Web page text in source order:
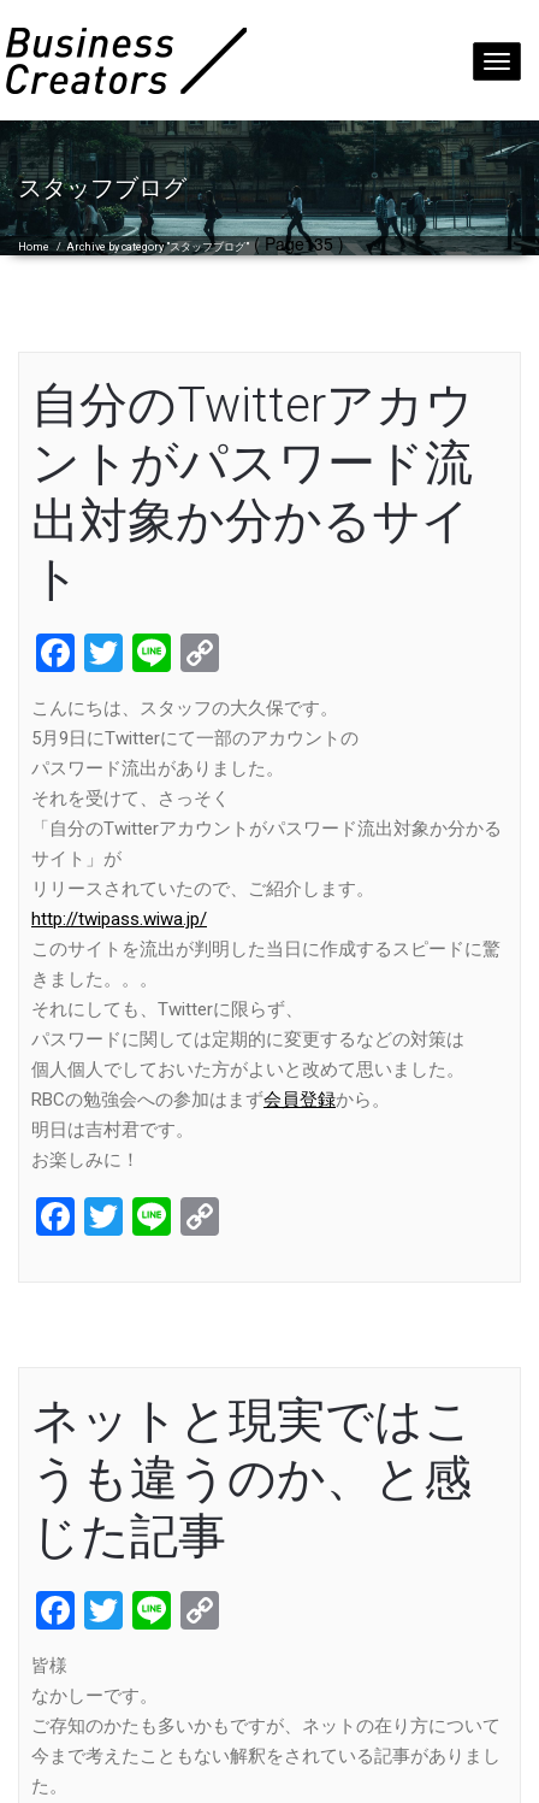
スタッフブログ
Home /Archive by category "スタッフブログ"( Page135 )
自分のTwitterアカウ
ントがパスワード流
出対象か分かるサイ
ト
Facebook
Twitter
Line
Link
こんにちは、スタッフの大久保です。
5月9日にTwitterにて一部のアカウントの
パスワード流出がありました。
それを受けて、さっそく
「自分のTwitterアカウントがパスワード流出対象か分かる
サイト」が
リリースされていたので、ご紹介します。
http://twipass.wiwa.jp/
このサイトを流出が判明した当日に作成するスピードに驚
きました。。。
それにしても、Twitterに限らず、
パスワードに関しては定期的に変更するなどの対策は
個人個人でしておいた方がよいと改めて思いました。
RBCの勉強会への参加はまず会員登録から。
明日は吉村君です。
お楽しみに！
Facebook
Twitter
Line
ネットと現実ではこ
うも違うのか、と感
じた記事
Facebook
Twitter
Line
皆様
なかしーです。
ご存知のかたも多いかもですが、ネットの在り方について
今まで考えたこともない解釈をされている記事がありまし
た。